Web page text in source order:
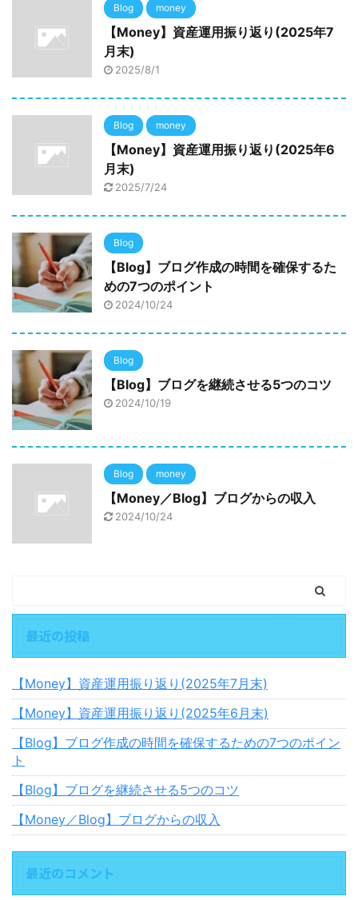
Blog money
【Money】資産運用振り返り(2025年7
月末)
2025/8/1
Blog money
【Money】資産運用振り返り(2025年6
月末)
2025/7/24
Blog
【Blog】ブログ作成の時間を確保するた
めの7つのポイント
2024/10/24
Blog
【Blog】ブログを継続させる5つのコツ
2024/10/19
Blog money
【Money／Blog】ブログからの収入
2024/10/24
最近の投稿
【Money】資産運用振り返り(2025年7月末)
【Money】資産運用振り返り(2025年6月末)
【Blog】ブログ作成の時間を確保するための7つのポイン
ト
【Blog】ブログを継続させる5つのコツ
【Money／Blog】ブログからの収入
最近のコメント